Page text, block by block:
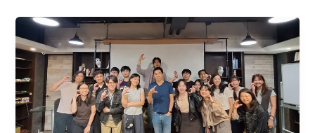
在
不
確
定
中
持
續